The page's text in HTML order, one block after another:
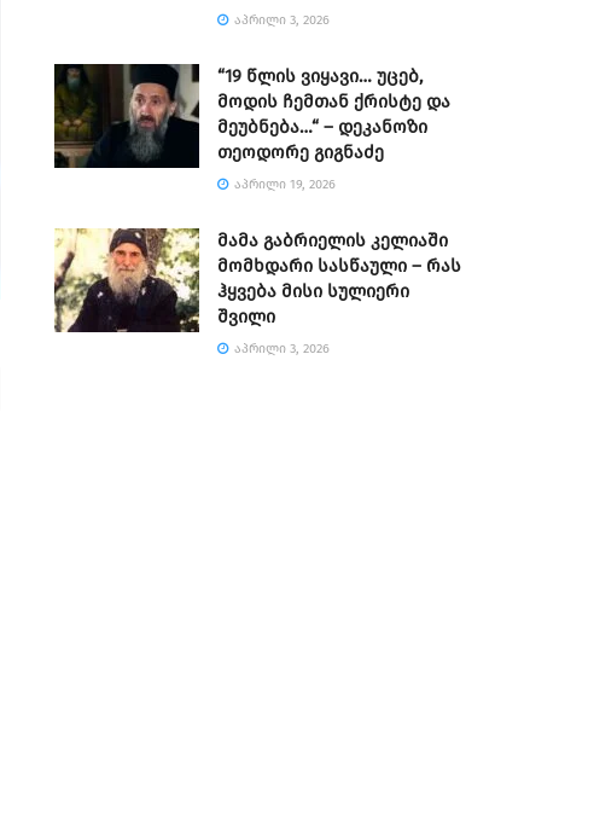
ᲐᲞᲠᲘᲚᲘ 3, 2026
“19 წლის ვიყავი… უცებ,
მოდის ჩემთან ქრისტე და
მეუბნება…“ – დეკანოზი
თეოდორე გიგნაძე
ᲐᲞᲠᲘᲚᲘ 19, 2026
მამა გაბრიელის კელიაში
მომხდარი სასწაული – რას
ჰყვება მისი სულიერი
შვილი
ᲐᲞᲠᲘᲚᲘ 3, 2026